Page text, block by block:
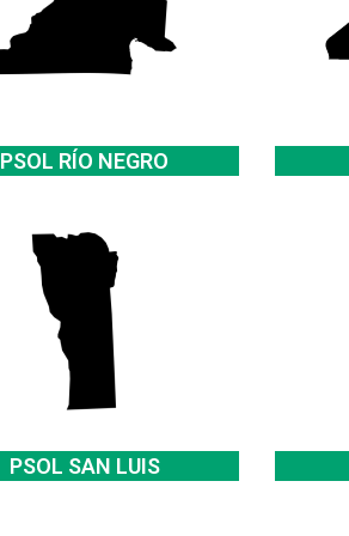
PSOL RÍO NEGRO
PSOL SAN LUIS